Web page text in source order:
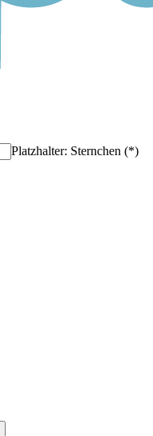
Platzhalter: Sternchen (*)